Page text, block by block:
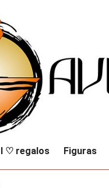
I ♡ regalos Figuras